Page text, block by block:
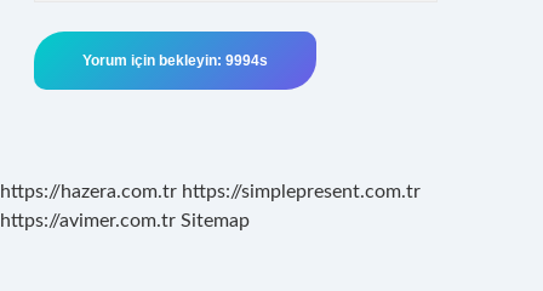
https://hazera.com.tr https://simplepresent.com.tr
https://avimer.com.tr Sitemap